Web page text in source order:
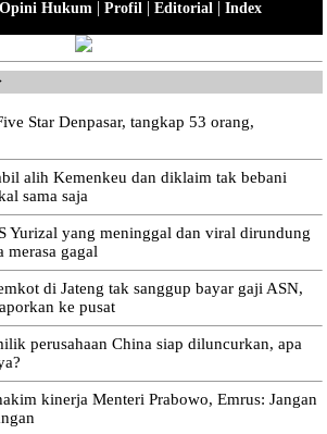
Opini Hukum | Profil | Editorial | Index
Star Denpasar, tangkap 53 orang,
alih Kemenkeu dan diklaim tak bebani
sama saja
Yurizal yang meninggal dan viral dirundung
merasa gagal
di Jateng tak sanggup bayar gaji ASN,
ke pusat
perusahaan China siap diluncurkan, apa
kinerja Menteri Prabowo, Emrus: Jangan